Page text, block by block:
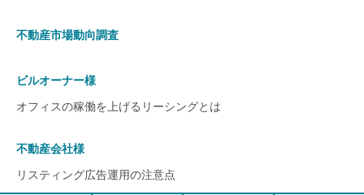
不動産市場動向調査
ビルオーナー様
オフィスの稼働を上げるリーシングとは
不動産会社様
リスティング広告運用の注意点